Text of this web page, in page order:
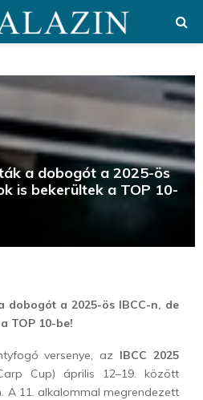
a dobogót a 2025-ös
is bekerültek a TOP 10-
dobogót a 2025-ös IBCC-n, de
TOP 10-be!
versenye, az IBCC 2025
Cup) április 12–19. között
A 11. alkalommal megrendezett